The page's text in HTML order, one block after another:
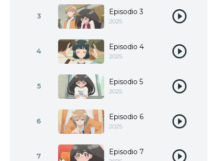
3 Episodio 3
2025
4 Episodio 4
2025
5 Episodio 5
2025
6 Episodio 6
2025
7 Episodio 7